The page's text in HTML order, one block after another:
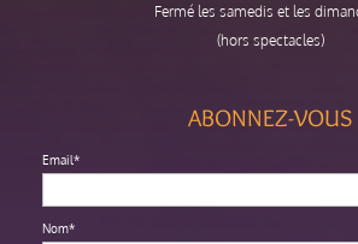
Fermé les samedis et les
(hors spectacles)
ABONNEZ-VOUS
Email*
Nom*